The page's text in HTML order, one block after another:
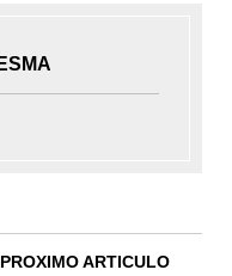
PROXIMO ARTICULO